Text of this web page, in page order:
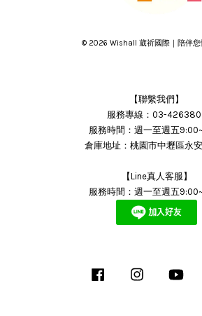
© 2026 Wishall 葳祈國際｜陪伴您
【聯繫我們】
服務專線：03-
服務時間：週一至週五
倉庫地址：桃園市中壢區永
【Line真人客服】
服務時間：週一至週五
Facebook Instagram